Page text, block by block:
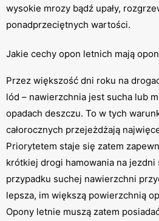
wysokie mrozy bądź upały,
ponadprzeciętnych wartości.
Jakie cechy opon letnich mają
Przez większość dni roku na
lód – nawierzchnia jest sucha lub
opadach deszczu. To w tych
całorocznych przejeżdżają
Priorytetem staje się zatem
krótkiej drogi hamowania na jezdni
przypadku suchej nawierzchni
lepsza, im większą powierzchnią
Opony letnie muszą zatem